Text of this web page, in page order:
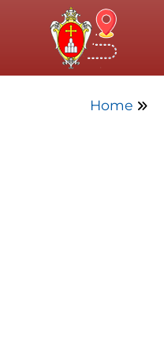
Skip to main content
Home